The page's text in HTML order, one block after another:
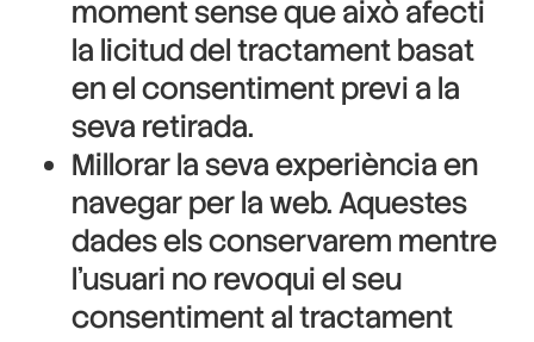
moment sense que això afecti
la licitud del tractament basat
en el consentiment previ a la
seva retirada.
Millorar la seva experiència en
navegar per la web. Aquestes
dades els conservarem mentre
l’usuari no revoqui el seu
consentiment al tractament